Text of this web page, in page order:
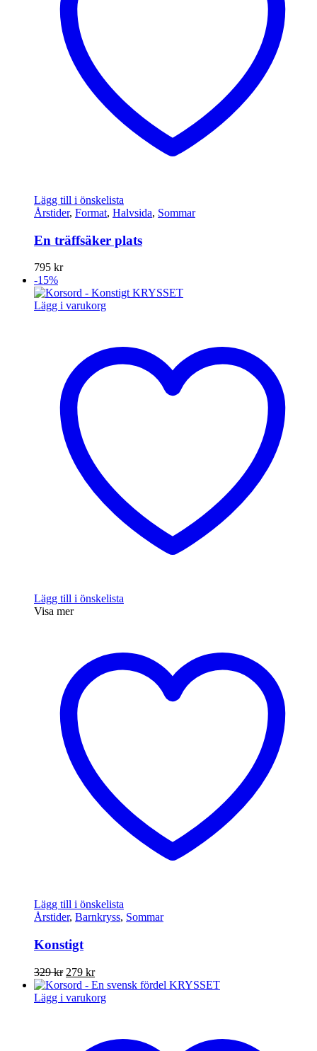
Lägg till i önskelista
Årstider, Format, Halvsida, Sommar
En träffsäker plats
795 kr
-15%
Lägg i varukorg
Lägg till i önskelista
Visa mer
Lägg till i önskelista
Årstider, Barnkryss, Sommar
Konstigt
329kr Det
ursprungliga
priset
279 krDet
nuvarande
priset
Lägg i varukorg